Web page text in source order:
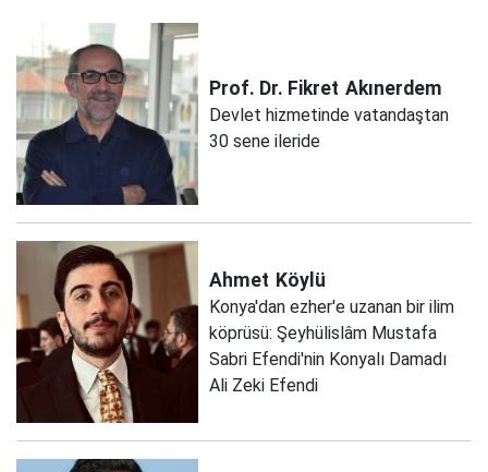
Prof. Dr. Fikret Akınerdem
Devlet hizmetinde vatandaştan
30 sene ileride
Ahmet Köylü
Konya'dan ezher'e uzanan bir ilim
köprüsü: Şeyhülislâm Mustafa
Sabri Efendi'nin Konyalı Damadı
Ali Zeki Efendi